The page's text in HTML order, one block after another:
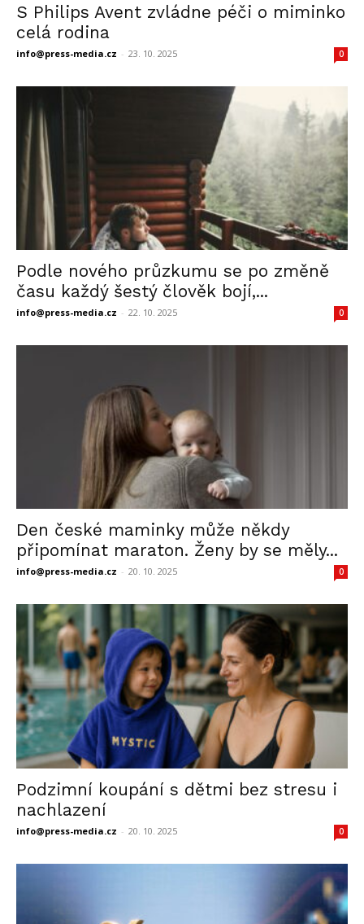
S Philips Avent zvládne péči o miminko
celá rodina
info@press-media.cz - 23. 10. 2025 0
Podle nového průzkumu se po změně
času každý šestý člověk bojí,...
info@press-media.cz - 22. 10. 2025 0
Den české maminky může někdy
připomínat maraton. Ženy by se měly...
info@press-media.cz - 20. 10. 2025 0
Podzimní koupání s dětmi bez stresu i
nachlazení
info@press-media.cz - 20. 10. 2025 0